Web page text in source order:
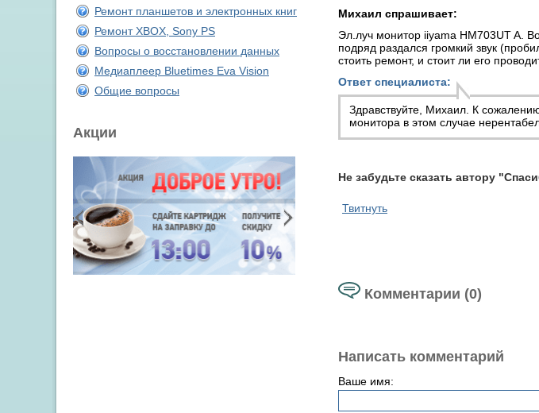
Ремонт планшетов и электронных книг
Ремонт XBOX, Sony PS
Вопросы о восстановлении данных
Медиаплеер Bluetimes Eva Vision
Общие вопросы
Акции
Михаил спрашивает:
Эл.луч монитор iiyama HM703UT A.
подряд раздался громкий звук
стоить ремонт, и стоит ли его
Ответ специалиста:
Здравствуйте, Михаил. К
монитора в этом случае
Не забудьте сказать автору
Твитнуть
Комментарии (0)
Написать комментарий
Ваше имя: